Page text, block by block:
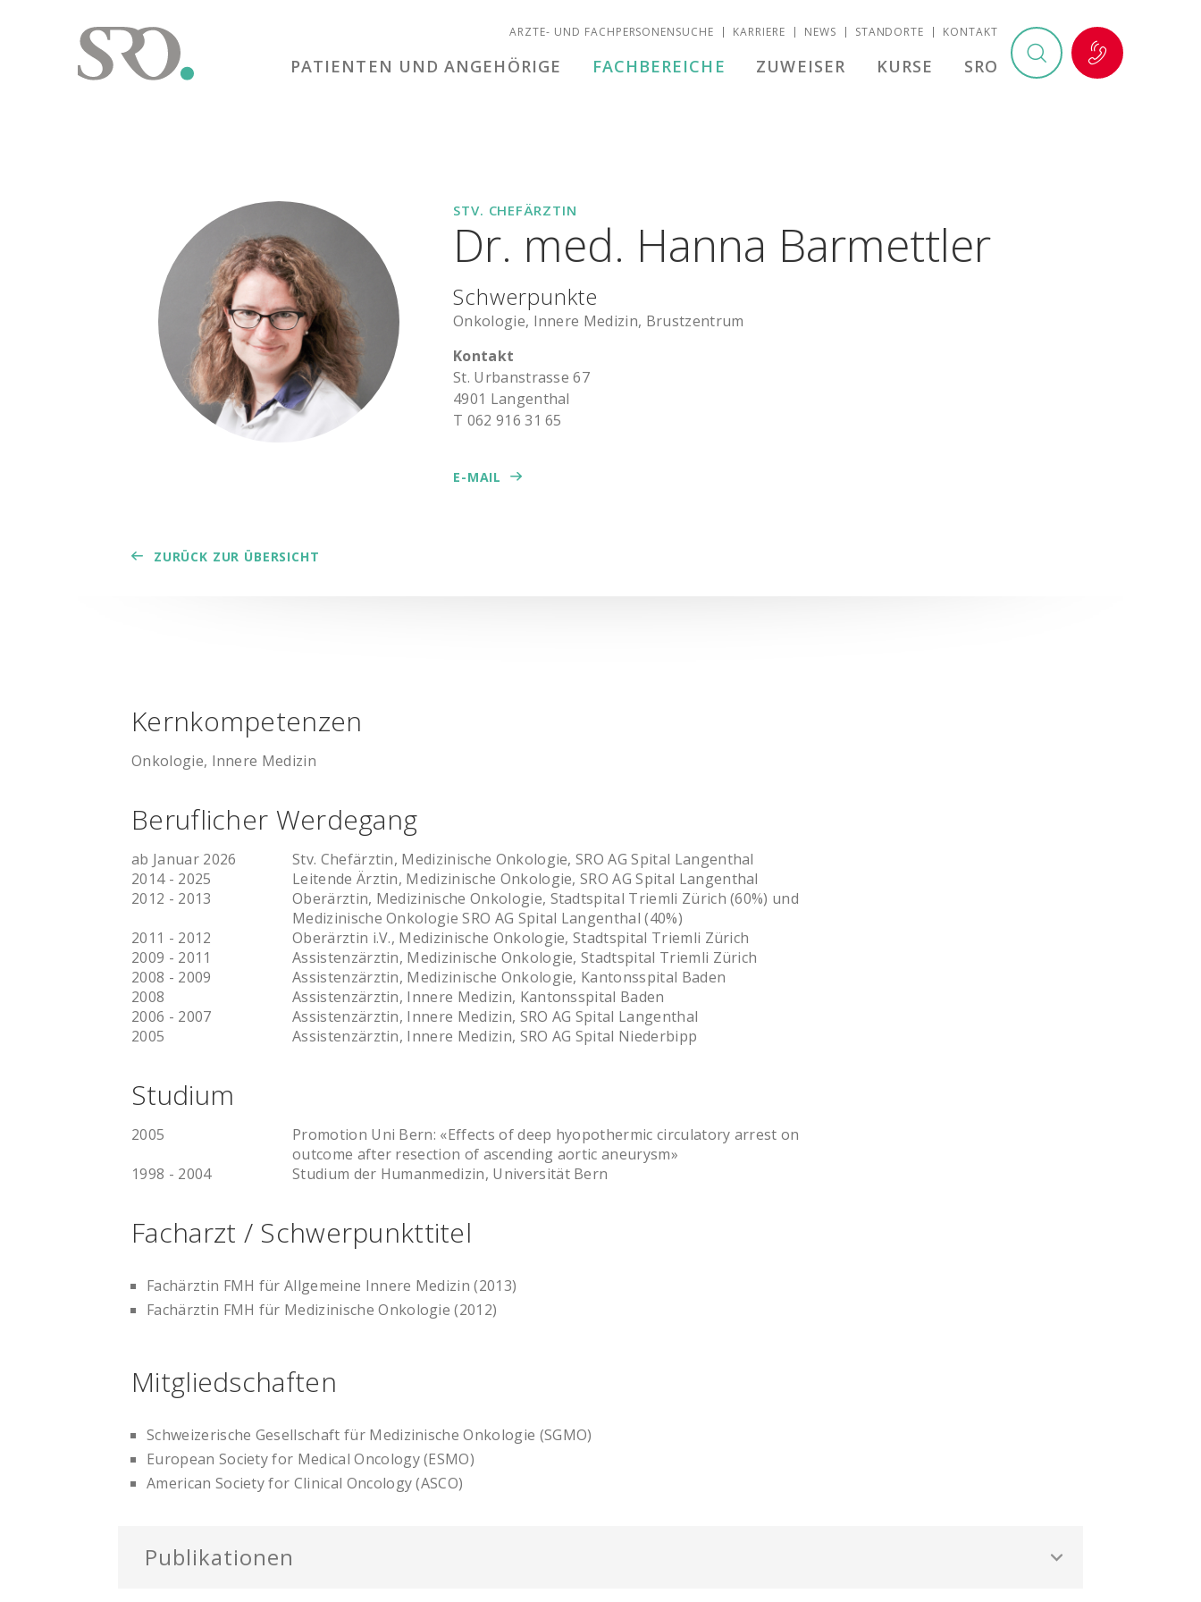
ÄRZTE- UND FACHPERSONENSUCHE KARRIERE NEWS STANDORTE KONTAKT
PATIENTEN UND ANGEHÖRIGE FACHBEREICHE ZUWEISER KURSE SRO
STV. CHEFÄRZTIN
Dr. med. Hanna Barmettler
Schwerpunkte
Onkologie, Innere Medizin, Brustzentrum
Kontakt
St. Ur­ban­stras­se 67
4901 Lan­gen­thal
T 062 916 31 65
E-MAIL
ZURÜCK ZUR ÜBERSICHT
Kernkompetenzen
Onkologie, Innere Medizin
Beruflicher Werdegang
ab Januar 2026
Stv. Chefärztin, Medizinische Onkologie, SRO AG Spital Langenthal
2014 - 2025
Leitende Ärztin, Medizinische Onkologie, SRO AG Spital Langenthal
2012 - 2013
Oberärztin, Medizinische Onkologie, Stadtspital Triemli Zürich (60%) und
Medizinische Onkologie SRO AG Spital Langenthal (40%)
2011 - 2012
Oberärztin i.V., Medizinische Onkologie, Stadtspital Triemli Zürich
2009 - 2011
Assistenzärztin, Medizinische Onkologie, Stadtspital Triemli Zürich
2008 - 2009
Assistenzärztin, Medizinische Onkologie, Kantonsspital Baden
2008
Assistenzärztin, Innere Medizin, Kantonsspital Baden
2006 - 2007
Assistenzärztin, Innere Medizin, SRO AG Spital Langenthal
2005
Assistenzärztin, Innere Medizin, SRO AG Spital Niederbipp
Studium
2005
Promotion Uni Bern: «Effects of deep hyopothermic circulatory arrest on
outcome after resection of ascending aortic aneurysm»
1998 - 2004
Studium der Humanmedizin, Universität Bern
Facharzt / Schwerpunkttitel
Fachärztin FMH für Allgemeine Innere Medizin (2013)
Fachärztin FMH für Medizinische Onkologie (2012)
Mitgliedschaften
Schweizerische Gesellschaft für Medizinische Onkologie (SGMO)
European Society for Medical Oncology (ESMO)
American Society for Clinical Oncology (ASCO)
Publikationen